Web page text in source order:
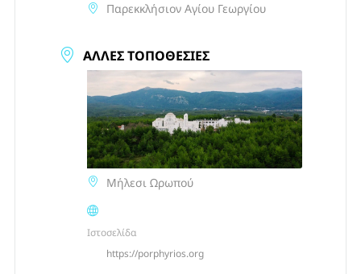
Παρεκκλήσιον Αγίου Γεωργίου
ΆΛΛΕΣ ΤΟΠΟΘΕΣΊΕΣ
Μήλεσι Ωρωπού
Ιστοσελίδα
https://porphyrios.org